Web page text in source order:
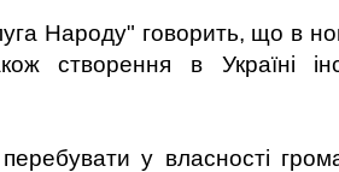
Народу" говорить, що в
створення в Україні
у власності